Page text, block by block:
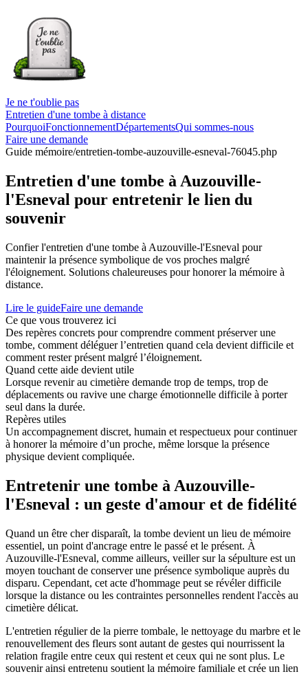
Je ne t'oublie pas
Entretien d'une tombe à distance
PourquoiFonctionnementDépartementsQui sommes-nous
Faire une demande
Guide mémoire/entretien-tombe-auzouville-esneval-76045.php
Entretien d'une tombe à Auzouville-
l'Esneval pour entretenir le lien du
souvenir
Confier l'entretien d'une tombe à Auzouville-l'Esneval pour
maintenir la présence symbolique de vos proches malgré
l'éloignement. Solutions chaleureuses pour honorer la mémoire à
distance.
Lire le guideFaire une demande
Ce que vous trouverez ici
Des repères concrets pour comprendre comment préserver une
tombe, comment déléguer l’entretien quand cela devient difficile et
comment rester présent malgré l’éloignement.
Quand cette aide devient utile
Lorsque revenir au cimetière demande trop de temps, trop de
déplacements ou ravive une charge émotionnelle difficile à porter
seul dans la durée.
Repères utiles
Un accompagnement discret, humain et respectueux pour continuer
à honorer la mémoire d’un proche, même lorsque la présence
physique devient compliquée.
Entretenir une tombe à Auzouville-
l'Esneval : un geste d'amour et de fidélité
Quand un être cher disparaît, la tombe devient un lieu de mémoire
essentiel, un point d'ancrage entre le passé et le présent. À
Auzouville-l'Esneval, comme ailleurs, veiller sur la sépulture est un
moyen touchant de conserver une présence symbolique auprès du
disparu. Cependant, cet acte d'hommage peut se révéler difficile
lorsque la distance ou les contraintes personnelles rendent l'accès au
cimetière délicat.
L'entretien régulier de la pierre tombale, le nettoyage du marbre et le
renouvellement des fleurs sont autant de gestes qui nourrissent la
relation fragile entre ceux qui restent et ceux qui ne sont plus. Le
souvenir ainsi entretenu soutient la mémoire familiale et crée un lien